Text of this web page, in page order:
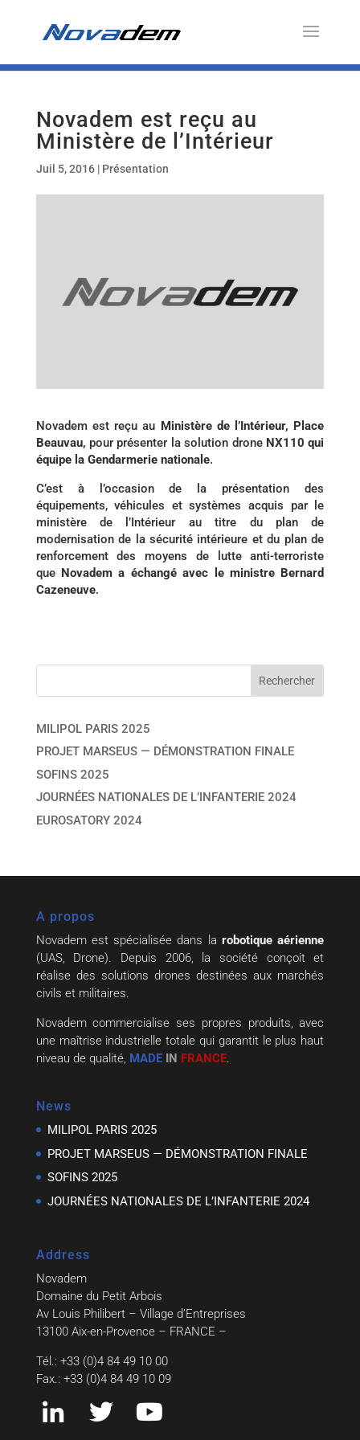
Novadem est reçu au
Ministère de l’Intérieur
Juil 5, 2016| Présentation
Novadem est reçu au Ministère de l’Intérieur, Place
Beauvau, pour présenter la solution drone NX110 qui
équipe la Gendarmerie nationale.
C’est à l’occasion de la présentation des
équipements, véhicules et systèmes acquis par le
ministère de l’Intérieur au titre du plan de
modernisation de la sécurité intérieure et du plan de
renforcement des moyens de lutte anti-terroriste
queNovadem a échangé avec le ministre Bernard
Cazeneuve.
MILIPOL PARIS 2025
PROJET MARSEUS — DÉMONSTRATION FINALE
SOFINS 2025
JOURNÉES NATIONALES DE L’INFANTERIE 2024
EUROSATORY 2024
A propos
Novadem est spécialisée dans la robotique aérienne
(UAS, Drone). Depuis 2006, la société conçoit et
réalise des solutions drones destinées aux marchés
civils et militaires.
Novadem commercialise ses propres produits, avec
une maîtrise industrielle totale qui garantit le plus haut
niveau de qualité, MADEIN FRANCE.
News
MILIPOL PARIS 2025
PROJET MARSEUS — DÉMONSTRATION FINALE
SOFINS 2025
JOURNÉES NATIONALES DE L’INFANTERIE 2024
Address
Novadem
Domaine du Petit Arbois
Av Louis Philibert – Village d’Entreprises
13100 Aix-en-Provence – FRANCE –
Tél.: +33 (0)4 84 49 10 00
Fax.: +33 (0)4 84 49 10 09